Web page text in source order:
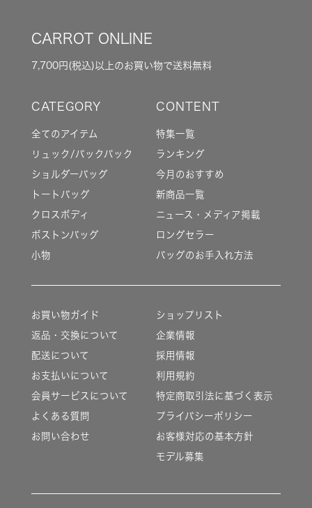
CARROT ONLINE
7,700円(税込)以上のお買い物で送料無料
全てのアイテム
リュック/バックパック
ショルダーバッグ
トートバッグ
クロスボディ
ボストンバッグ
小物
特集一覧
ランキング
今月のおすすめ
新商品一覧
ニュース・メディア掲載
ロングセラー
バッグのお手入れ方法
お買い物ガイド
返品・交換について
配送について
お支払いについて
会員サービスについて
よくある質問
お問い合わせ
ショップリスト
企業情報
採用情報
利用規約
特定商取引法に基づく表示
プライバシーポリシー
お客様対応の基本方針
モデル募集